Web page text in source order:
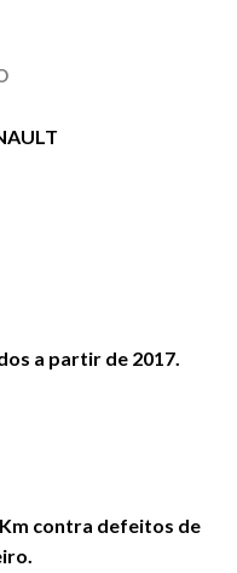
a partir de 2017.
Km contra defeitos de